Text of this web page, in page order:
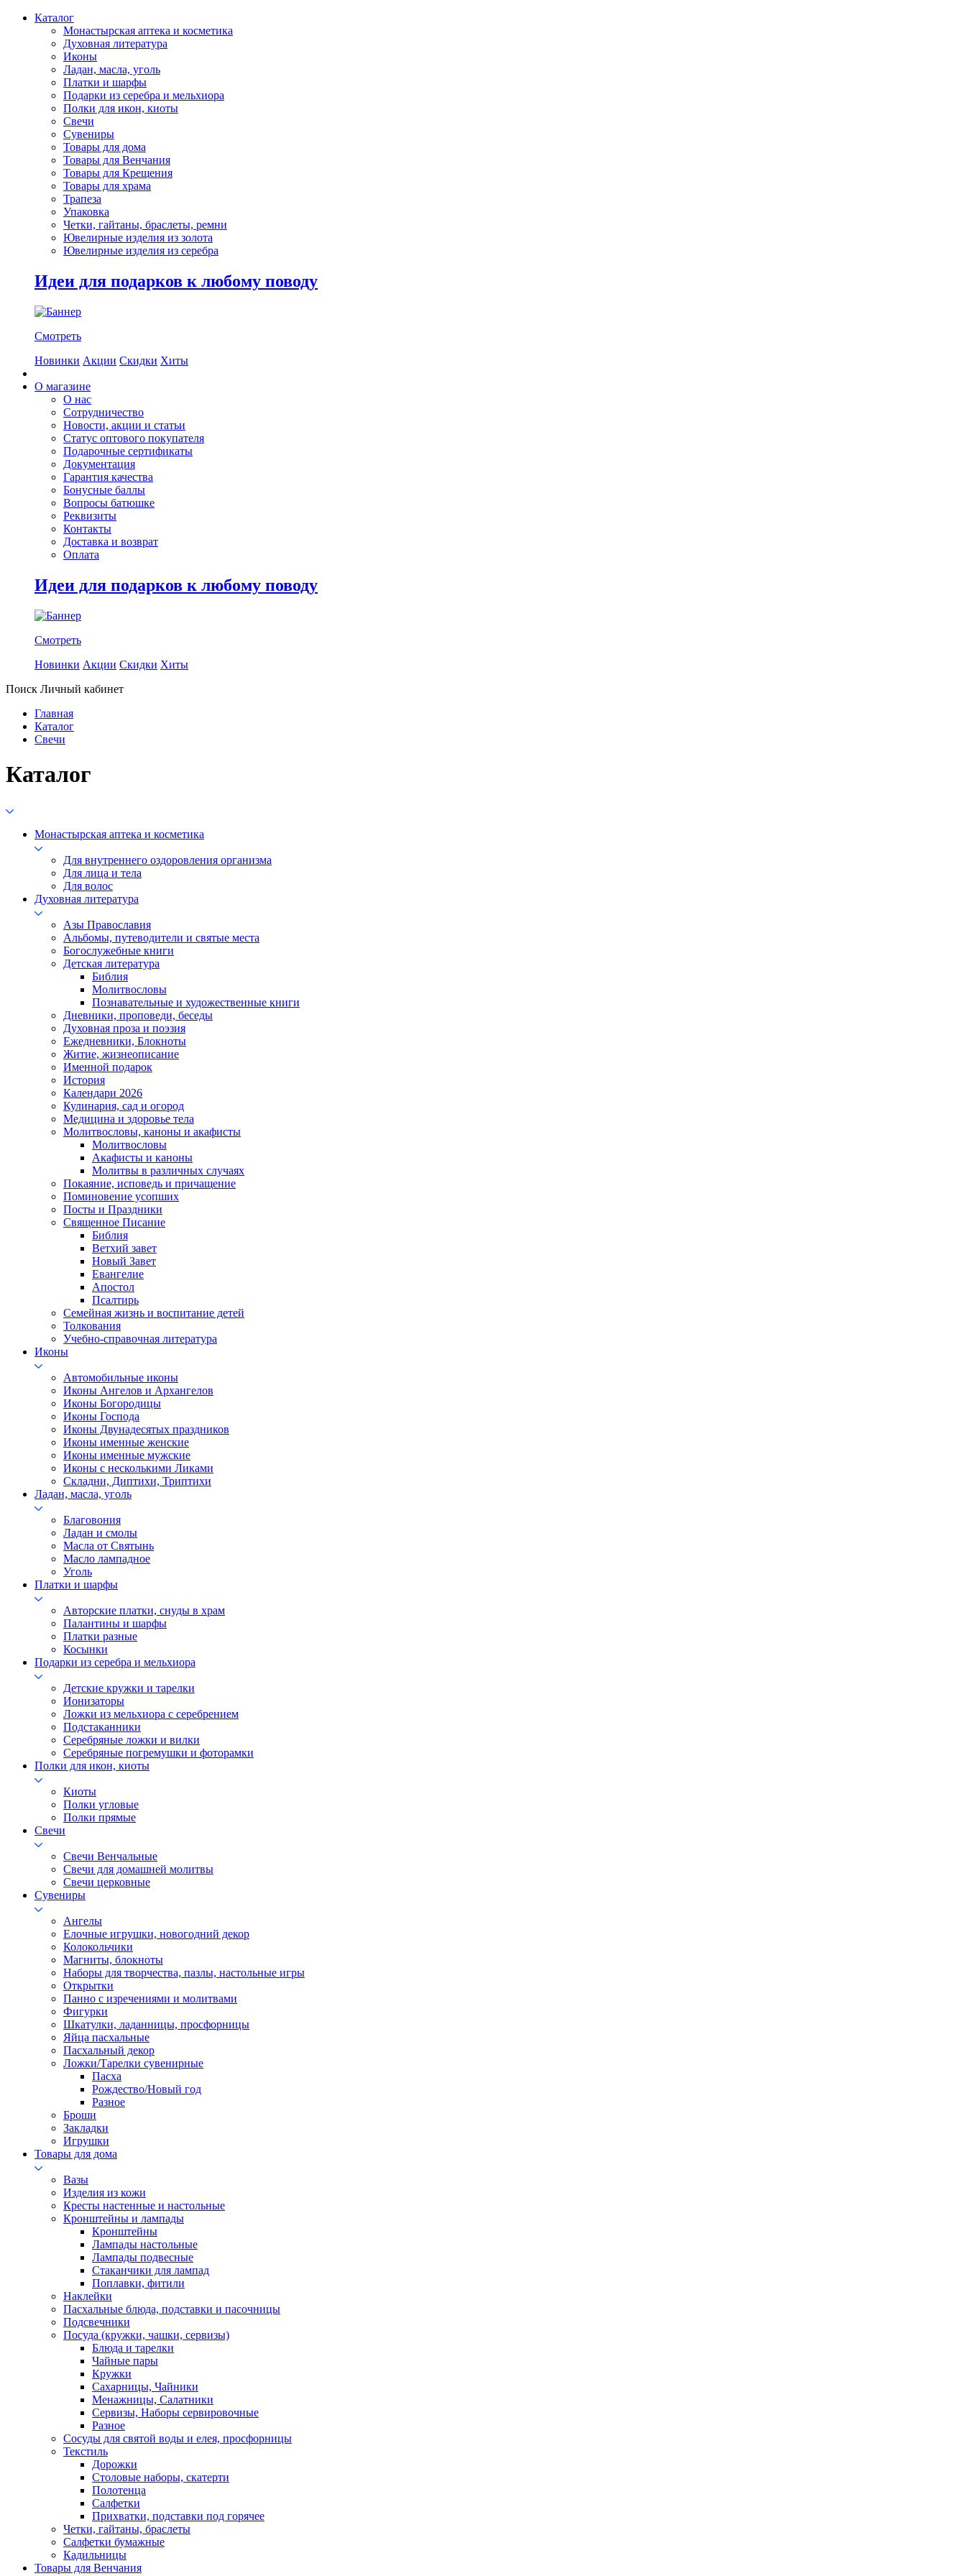
Каталог
Монастырская аптека и косметика
Духовная литература
Иконы
Ладан, масла, уголь
Платки и шарфы
Подарки из серебра и мельхиора
Полки для икон, киоты
Свечи
Сувениры
Товары для дома
Товары для Венчания
Товары для Крещения
Товары для храма
Трапеза
Упаковка
Четки, гайтаны, браслеты, ремни
Ювелирные изделия из золота
Ювелирные изделия из серебра
Идеи для подарков к любому поводу
Смотреть
Новинки Акции Скидки Хиты
О магазине
О нас
Сотрудничество
Новости, акции и статьи
Статус оптового покупателя
Подарочные сертификаты
Документация
Гарантия качества
Бонусные баллы
Вопросы батюшке
Реквизиты
Контакты
Доставка и возврат
Оплата
Идеи для подарков к любому поводу
Смотреть
Новинки Акции Скидки Хиты
Поиск Личный кабинет
Главная
Каталог
Свечи
Каталог
Монастырская аптека и косметика
Для внутреннего оздоровления организма
Для лица и тела
Для волос
Духовная литература
Азы Православия
Альбомы, путеводители и святые места
Богослужебные книги
Детская литература
Библия
Молитвословы
Познавательные и художественные книги
Дневники, проповеди, беседы
Духовная проза и поэзия
Ежедневники, Блокноты
Житие, жизнеописание
Именной подарок
История
Календари 2026
Кулинария, сад и огород
Медицина и здоровье тела
Молитвословы, каноны и акафисты
Молитвословы
Акафисты и каноны
Молитвы в различных случаях
Покаяние, исповедь и причащение
Поминовение усопших
Посты и Праздники
Священное Писание
Библия
Ветхий завет
Новый Завет
Евангелие
Апостол
Псалтирь
Семейная жизнь и воспитание детей
Толкования
Учебно-справочная литература
Иконы
Автомобильные иконы
Иконы Ангелов и Архангелов
Иконы Богородицы
Иконы Господа
Иконы Двунадесятых праздников
Иконы именные женские
Иконы именные мужские
Иконы с несколькими Ликами
Складни, Диптихи, Триптихи
Ладан, масла, уголь
Благовония
Ладан и смолы
Масла от Святынь
Масло лампадное
Уголь
Платки и шарфы
Авторские платки, снуды в храм
Палантины и шарфы
Платки разные
Косынки
Подарки из серебра и мельхиора
Детские кружки и тарелки
Ионизаторы
Ложки из мельхиора с серебрением
Подстаканники
Серебряные ложки и вилки
Серебряные погремушки и фоторамки
Полки для икон, киоты
Киоты
Полки угловые
Полки прямые
Свечи
Свечи Венчальные
Свечи для домашней молитвы
Свечи церковные
Сувениры
Ангелы
Елочные игрушки, новогодний декор
Колокольчики
Магниты, блокноты
Наборы для творчества, пазлы, настольные игры
Открытки
Панно с изречениями и молитвами
Фигурки
Шкатулки, ладанницы, просфорницы
Яйца пасхальные
Пасхальный декор
Ложки/Тарелки сувенирные
Пасха
Рождество/Новый год
Разное
Броши
Закладки
Игрушки
Товары для дома
Вазы
Изделия из кожи
Кресты настенные и настольные
Кронштейны и лампады
Кронштейны
Лампады настольные
Лампады подвесные
Стаканчики для лампад
Поплавки, фитили
Наклейки
Пасхальные блюда, подставки и пасочницы
Подсвечники
Посуда (кружки, чашки, сервизы)
Блюда и тарелки
Чайные пары
Кружки
Сахарницы, Чайники
Менажницы, Салатники
Сервизы, Наборы сервировочные
Разное
Сосуды для святой воды и елея, просфорницы
Текстиль
Дорожки
Столовые наборы, скатерти
Полотенца
Салфетки
Прихватки, подставки под горячее
Четки, гайтаны, браслеты
Салфетки бумажные
Кадильницы
Товары для Венчания